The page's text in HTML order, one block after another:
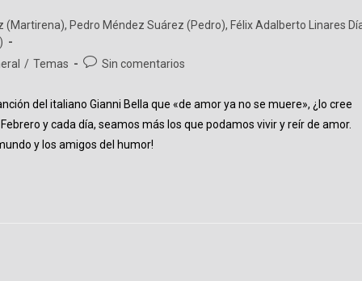
(Martirena), Pedro Méndez Suárez (Pedro), Félix Adalberto Linares
/ Temas
Comentarios
Sin comentarios
del italiano Gianni Bella que «de amor ya no se muere», ¿lo cree
y cada día, seamos más los que podamos vivir y reír de amor.
y los amigos del humor!